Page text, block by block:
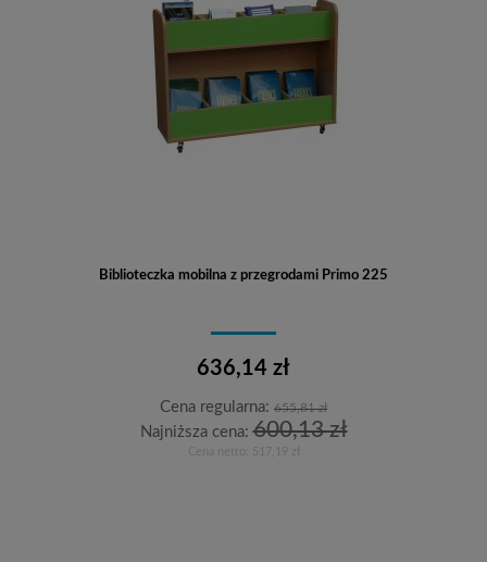
Biblioteczka mobilna z przegrodami Primo 225
636,14 zł
Cena regularna: 655,81 zł
Najniższa cena:600,13 zł
517,19 zł